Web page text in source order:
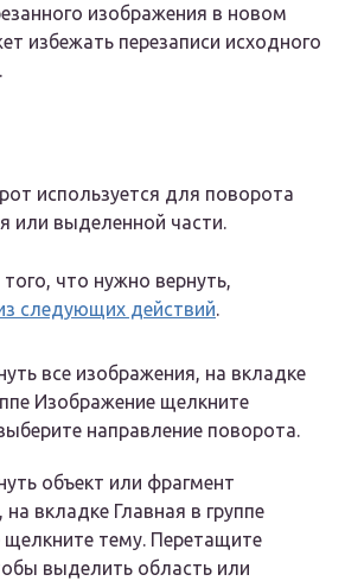
изображения в новом
избежать перезаписи исходного
используется для поворота
или выделенной части.
что нужно вернуть,
следующих действий.
все изображения, на вкладке
Изображение щелкните
направление поворота.
объект или фрагмент
вкладке Главная в группе
щелкните тему. Перетащите
выделить область или